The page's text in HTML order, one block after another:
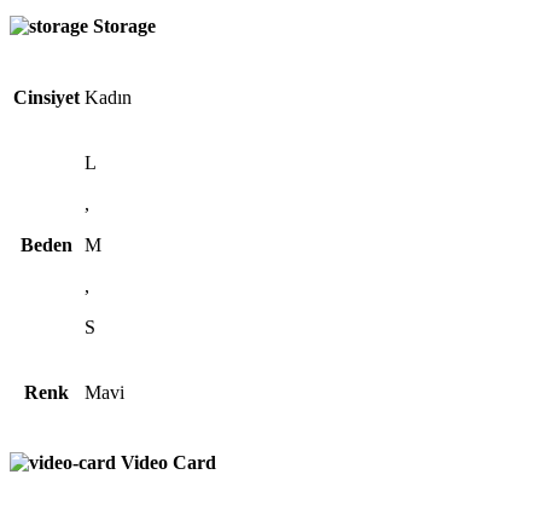
Storage
Cinsiyet Kadın
Beden
L
,
M
,
S
Renk Mavi
Video Card